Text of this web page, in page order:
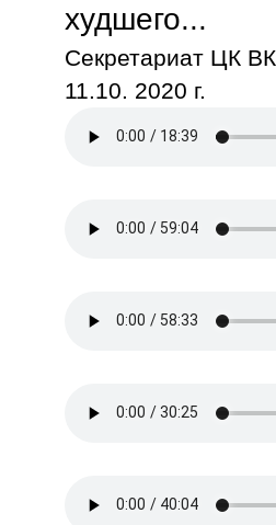
худшего...
Секретариат ЦК
11.10. 2020 г.